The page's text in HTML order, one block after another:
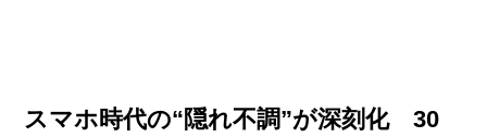
スマホ時代の“隠れ不調”が深刻化 30